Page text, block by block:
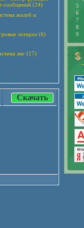
сообщений (24)
жалоб и
лотереи (6)
лиг (17)
Скачать
5
6
7
8
9